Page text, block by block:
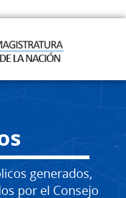
generados,
por el Consejo